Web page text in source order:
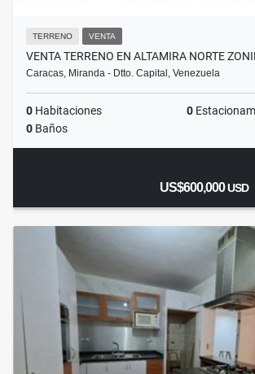
TERRENO VENTA
VENTA TERRENO EN ALTAMIRA NORTE
Caracas, Miranda - Dtto. Capital, Venezuela
0 Habitaciones 0
0 Baños
US$600,000USD